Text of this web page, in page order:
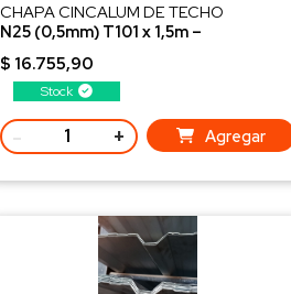
Stock
CHAPA CINCALUM DE TECHO
N25 (0,5mm) T101 x 1,5m –
Seleccionada 2DA
$ 16.755,90
- + Agregar